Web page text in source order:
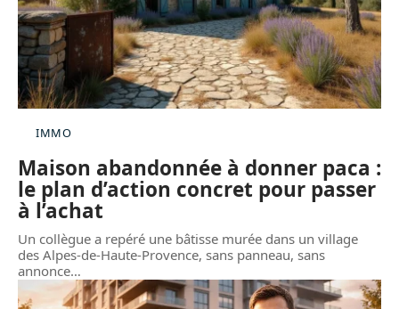
IMMO
Maison abandonnée à donner paca :
le plan d’action concret pour passer
à l’achat
Un collègue a repéré une bâtisse murée dans un village
des Alpes-de-Haute-Provence, sans panneau, sans
annonce…